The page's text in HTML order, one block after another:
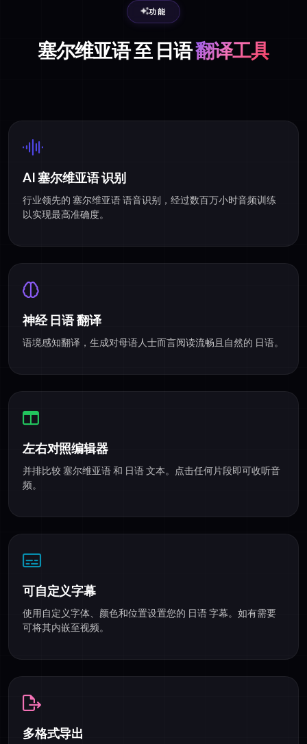
功能
塞尔维亚语 至 日语翻译工具
AI 塞尔维亚语 识别
行业领先的 塞尔维亚语 语音识别，经过数百万小时音频训练
以实现最高准确度。
神经 日语 翻译
语境感知翻译，生成对母语人士而言阅读流畅且自然的 日语。
左右对照编辑器
并排比较 塞尔维亚语 和 日语 文本。点击任何片段即可收听音
频。
可自定义字幕
使用自定义字体、颜色和位置设置您的 日语 字幕。如有需要
可将其内嵌至视频。
多格式导出